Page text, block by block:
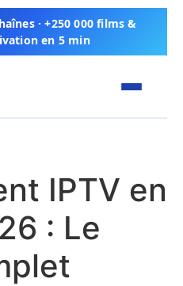
· +250 000 films &
en 5 min
IPTV en
: Le